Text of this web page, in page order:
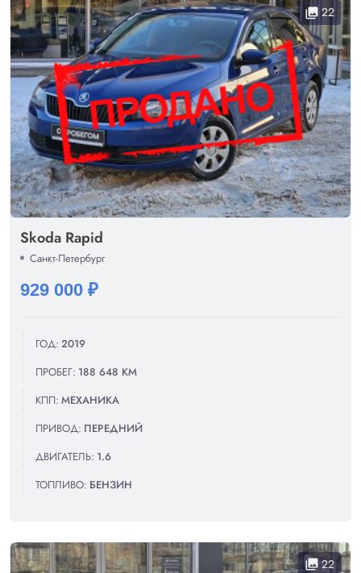
collections 22
Skoda Rapid
Санкт-Петербург
929 000 ₽
ГОД: 2019
ПРОБЕГ: 188 648 КМ
КПП: МЕХАНИКА
ПРИВОД: ПЕРЕДНИЙ
ДВИГАТЕЛЬ: 1.6
ТОПЛИВО: БЕНЗИН
collections22